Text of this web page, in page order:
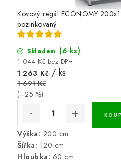
Kovový regál ECONOMY
pozinkovaný
Skladem (6 ks)
1 044 Kč bez DPH
1 263 Kč / ks
1 691 Kč
(–25 %)
Výška: 200 cm
Šířka: 120 cm
Hloubka: 60 cm